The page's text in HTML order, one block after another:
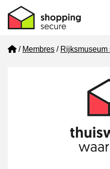
Home
Membres Rijksmuseum